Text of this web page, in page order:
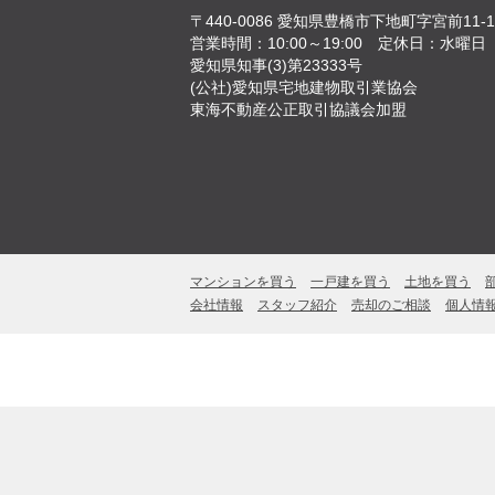
〒440-0086 愛知県豊橋市下地町字宮前11-1
営業時間：10:00～19:00 定休日：水曜日
愛知県知事(3)第23333号
(公社)愛知県宅地建物取引業協会
東海不動産公正取引協議会加盟
マンションを買う 一戸建を買う 土地を買う
会社情報
スタッフ紹介 売却のご相談 個人情